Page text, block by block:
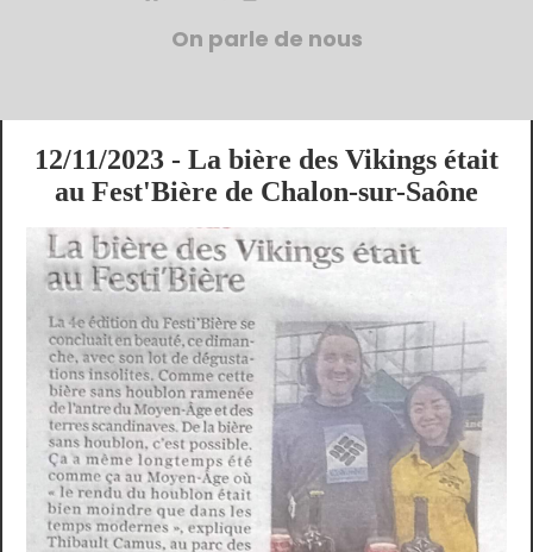
On parle de nous
12/11/2023 - La bière des Vikings était
au Fest'Bière de Chalon-sur-Saône